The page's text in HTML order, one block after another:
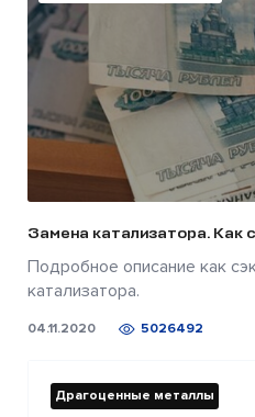
Замена катализатора. Как
Подробное описание как
катализатора.
04.11.2020 5026492
Драгоценные металлы